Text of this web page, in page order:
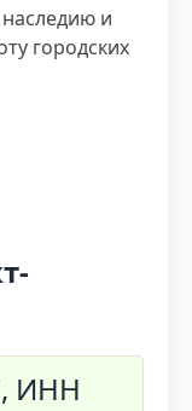
и
городских
ИНН